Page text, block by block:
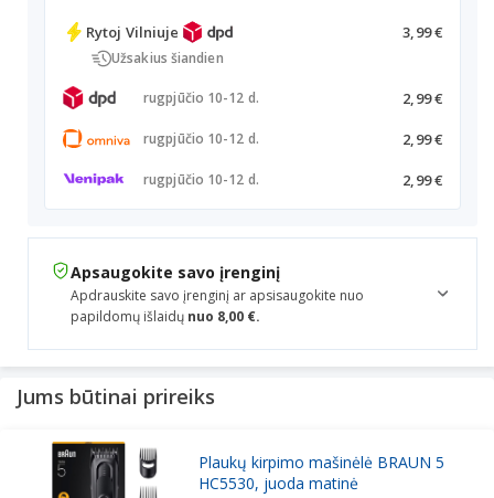
Rytoj Vilniuje 3,99 €
Užsakius šiandien
rugpjūčio 10-12 d. 2,99 €
rugpjūčio 10-12 d. 2,99 €
rugpjūčio 10-12 d. 2,99 €
Apsaugokite savo įrenginį
Apdrauskite savo įrenginį ar apsisaugokite nuo
papildomų išlaidų nuo 8,00 €.
Jums būtinai prireiks
Plaukų kirpimo mašinėlė BRAUN 5
HC5530, juoda matinė